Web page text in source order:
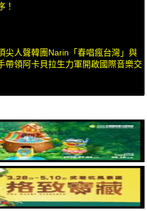
！
尖人聲韓團Narin「春唱瘋台灣」與
帶領阿卡貝拉生力軍開啟國際音樂交